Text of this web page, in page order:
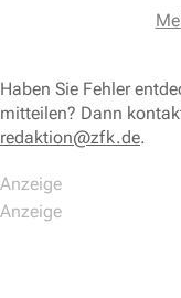
Haben Sie Fehler
mitteilen? Dann
redaktion@zfk.de.